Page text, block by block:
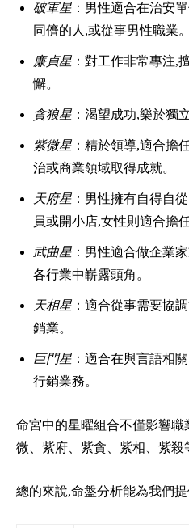
破軍星 ：男性適合在治安
同儕的人,或從事男性職業。
廉貞星 ：對工作非常專注,
懈。
貪狼星 ：渴望成功,樂於獨
紫微星 ：精於領導,適合擔
治或商業領域取得成就。
天府星 ：男性擁有自得自
員或開小店,女性則適合擔
武曲星 ：男性適合做企業
各行業中嶄露頭角。
天相星 ：適合從事需要協
銷業。
巨門星 ：適合在與言語相
行銷業務。
命宮中的星曜組合不僅影響
微、紫府、紫貪、紫相、紫殺
總的來說,命盤分析能為我們